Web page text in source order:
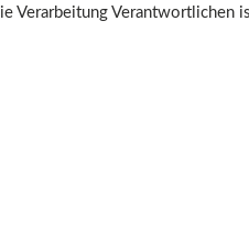
Verarbeitung Verantwortlichen